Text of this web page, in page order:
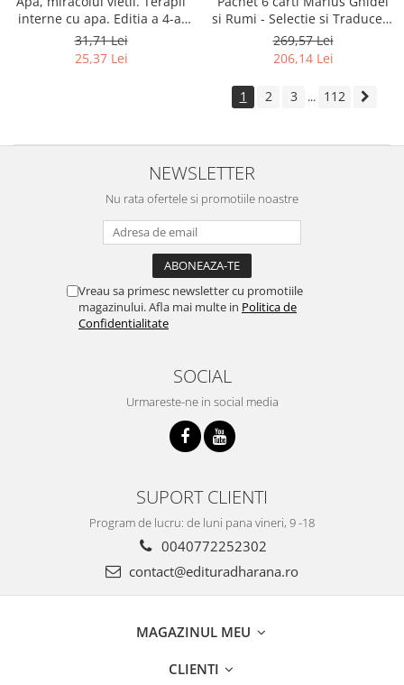
interne cu apa. Editia a 4-a,
revizuita si adaugita.
31,71 Lei
25,37 Lei
si Rumi - Selectie si Traducere
de Marius Ghidel
269,57 Lei
206,14 Lei
1 2 3 ... 112
NEWSLETTER
Nu rata ofertele si promotiile noastre
Vreau sa primesc newsletter cu promotiile
magazinului. Afla mai multe in Politica de
Confidentialitate
SOCIAL
Urmareste-ne in social media
SUPORT CLIENTI
Program de lucru: de luni pana vineri, 9 -18
0040772252302
contact@edituradharana.ro
MAGAZINUL MEU
CLIENTI